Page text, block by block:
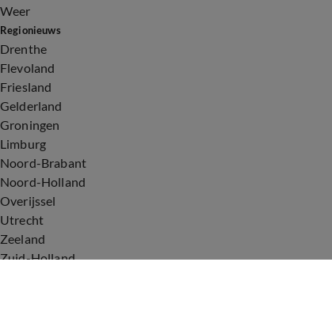
Weer
Regionieuws
Drenthe
Flevoland
Friesland
Gelderland
Groningen
Limburg
Noord-Brabant
Noord-Holland
Overijssel
Utrecht
Zeeland
Zuid-Holland